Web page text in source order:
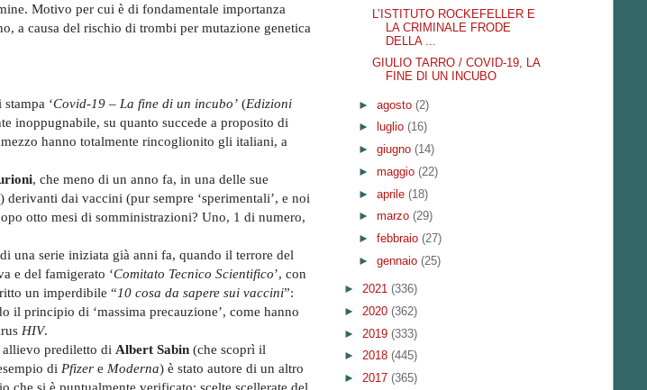
Motivo per cui è di fondamentale importanza
a causa del rischio di trombi per mutazione genetica
‘Covid-19 – La fine di un incubo’ (Edizioni
inoppugnabile, su quanto succede a proposito di
hanno totalmente rincoglionito gli italiani, a
, che meno di un anno fa, in una delle sue
dai vaccini (pur sempre ‘sperimentali’, e noi
otto mesi di somministrazioni? Uno, 1 di numero,
una serie iniziata già anni fa, quando il terrore del
e del famigerato ‘Comitato Tecnico Scientifico’, con
un imperdibile “10 cosa da sapere sui vaccini”:
il principio di ‘massima precauzione’, come hanno
HIV.
prediletto di Albert Sabin (che scoprì il
di Pfizer e Moderna) è stato autore di un altro
che si è puntualmente verificato: scelte scellerate del
L’ISTITUTO ROCKEFELLER E
LA CRIMINALE FRODE
DELLA ...
GIULIO TARRO / COVID-19, LA
FINE DI UN INCUBO
► agosto (2)
►
luglio (16)
► giugno (14)
► maggio (22)
► aprile (18)
► marzo (29)
► febbraio (27)
► gennaio (25)
► 2021 (336)
► 2020 (362)
► 2019 (333)
► 2018 (445)
► 2017 (365)